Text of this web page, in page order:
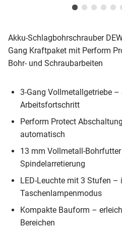
Akku-Schlagbohrschrauber
Gang Kraftpaket mit Perform
Bohr- und Schraubarbeiten
3-Gang Vollmetallgetriebe
Arbeitsfortschritt
Perform Protect
automatisch
13 mm Vollmetall-
Spindelarretierung
LED-Leuchte mit 3 Stufen –
Taschenlampenmodus
Kompakte Bauform –
Bereichen